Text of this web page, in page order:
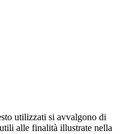
utilizzati si avvalgono di
alle finalità illustrate nella